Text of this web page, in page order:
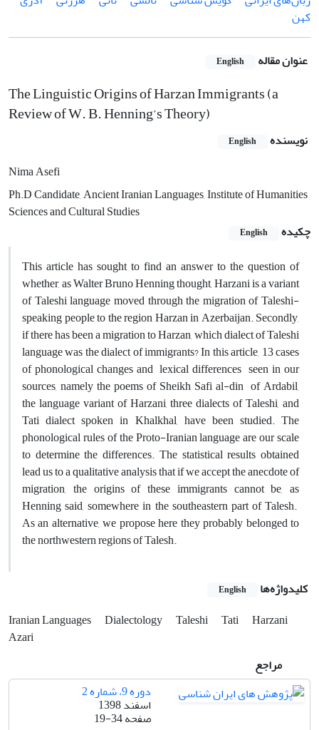
کهن
عنوان مقاله English
The Linguistic Origins of Harzan Immigrants (a
Review of W. B. Henning’s Theory)
نویسنده English
Nima Asefi
Ph.D Candidate, Ancient Iranian Languages, Institute of Humanities
Sciences and Cultural Studies
چکیده
English
This article has sought to find an answer to the question of
whether, as Walter Bruno Henning thought, Harzani is a variant
of Taleshi language moved through the migration of Taleshi-
speaking people to the region Harzan in Azerbaijan. Secondly,
if there has been a migration to Harzan, which dialect of Taleshi
language was the dialect of immigrants? In this article, 13 cases
of phonological changes and lexical differences seen in our
sources, namely the poems of Sheikh Safi al-din of Ardabil,
the language variant of Harzani, three dialects of Taleshi, and
Tati dialect spoken in Khalkhal, have been studied. The
phonological rules of the Proto-Iranian language are our scale
to determine the differences. The statistical results obtained
lead us to a qualitative analysis that if we accept the anecdote of
migration, the origins of these immigrants cannot be, as
Henning said, somewhere in the southeastern part of Talesh.
As an alternative, we propose here they probably belonged to
the northwestern regions of Talesh.
کلیدواژه‌ها English
Iranian Languages Dialectology Taleshi Tati
Harzani
Azari
مراجع
دوره 9، شماره 2
اسفند 1398
صفحه19-34